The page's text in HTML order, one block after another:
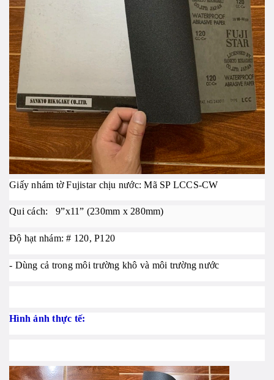
Giấy nhám tờ Fujistar chịu nước: Mã SP LCCS-CW
Qui cách: 9”x11” (230mm x 280mm)
Độ hạt nhám: # 120, P120
- Dùng cả trong môi trường khô và môi trường nước
Hình ảnh thực tế: